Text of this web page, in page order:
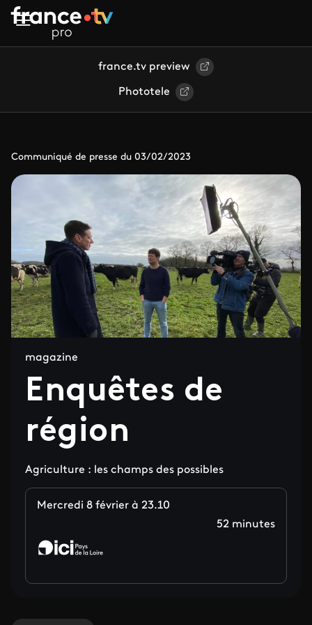
Aller au contenu principal
france.tv preview
Phototele
Communiqué de presse du 03/02/2023
magazine
Enquêtes de
région
Agriculture : les champs des possibles
Mercredi 8 février à 23.10
52 minutes